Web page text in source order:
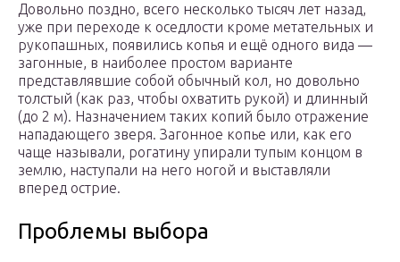
Довольно поздно, всего несколько тысяч лет назад,
уже при переходе к оседлости кроме метательных и
рукопашных, появились копья и ещё одного вида —
загонные, в наиболее простом варианте
представлявшие собой обычный кол, но довольно
толстый (как раз, чтобы охватить рукой) и длинный
(до 2 м). Назначением таких копий было отражение
нападающего зверя. Загонное копье или, как его
чаще называли, рогатину упирали тупым концом в
землю, наступали на него ногой и выставляли
вперед острие.
Проблемы выбора